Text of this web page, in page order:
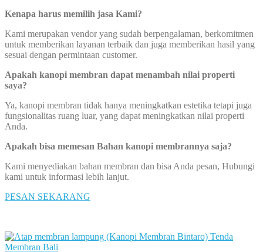
Kenapa harus memilih jasa Kami?
Kami merupakan vendor yang sudah berpengalaman, berkomitmen
untuk memberikan layanan terbaik dan juga memberikan hasil yang
sesuai dengan permintaan customer.
Apakah kanopi membran dapat menambah nilai properti
saya?
Ya, kanopi membran tidak hanya meningkatkan estetika tetapi juga
fungsionalitas ruang luar, yang dapat meningkatkan nilai properti
Anda.
Apakah bisa memesan Bahan kanopi membrannya saja?
Kami menyediakan bahan membran dan bisa Anda pesan, Hubungi
kami untuk informasi lebih lanjut.
PESAN SEKARANG